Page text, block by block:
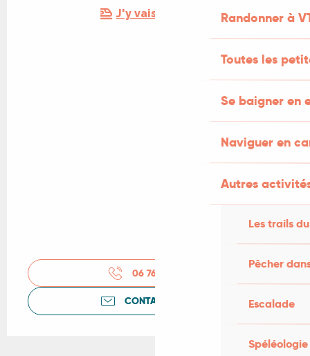
Randonner à
Toutes les
Se baigner en
Naviguer en
Autres
Les trails
Pêcher
Escalade
Spéléologie
J'y vais en train !
06 76 24 44
CONTACTEZ-NOUS